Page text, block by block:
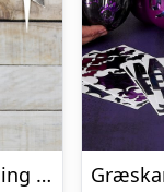
Troldmandslærling Guirlande